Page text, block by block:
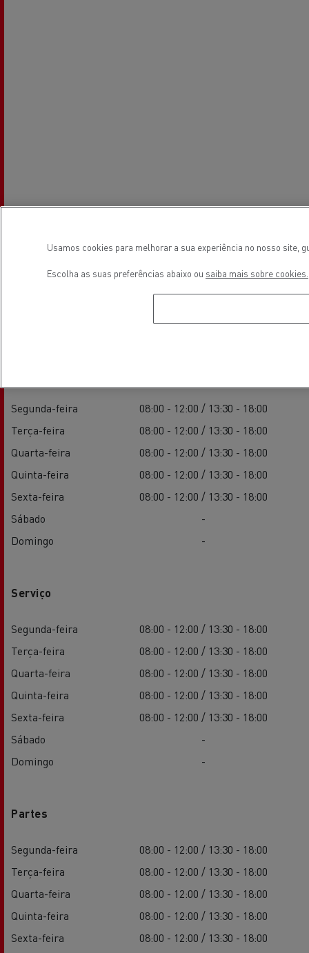
Segunda-feira
08:00 - 12:00 / 13:30 - 18:00
Terça-feira
08:00 - 12:00 / 13:30 - 18:00
Quarta-feira
08:00 - 12:00 / 13:30 - 18:00
Quinta-feira
08:00 - 12:00 / 13:30 - 18:00
Sexta-feira
08:00 - 12:00 / 13:30 - 18:00
Sábado
-
Domingo
-
Serviço
Segunda-feira
08:00 - 12:00 / 13:30 - 18:00
Terça-feira
08:00 - 12:00 / 13:30 - 18:00
Quarta-feira
08:00 - 12:00 / 13:30 - 18:00
Quinta-feira
08:00 - 12:00 / 13:30 - 18:00
Sexta-feira
08:00 - 12:00 / 13:30 - 18:00
Sábado
-
Domingo
-
Partes
Segunda-feira
08:00 - 12:00 / 13:30 - 18:00
Terça-feira
08:00 - 12:00 / 13:30 - 18:00
Quarta-feira
08:00 - 12:00 / 13:30 - 18:00
Quinta-feira
08:00 - 12:00 / 13:30 - 18:00
Sexta-feira
08:00 - 12:00 / 13:30 - 18:00
Usamos cookies para melhorar a sua experiência no nosso site,
Escolha as suas preferências abaixo ou saiba mais sobre cookies.